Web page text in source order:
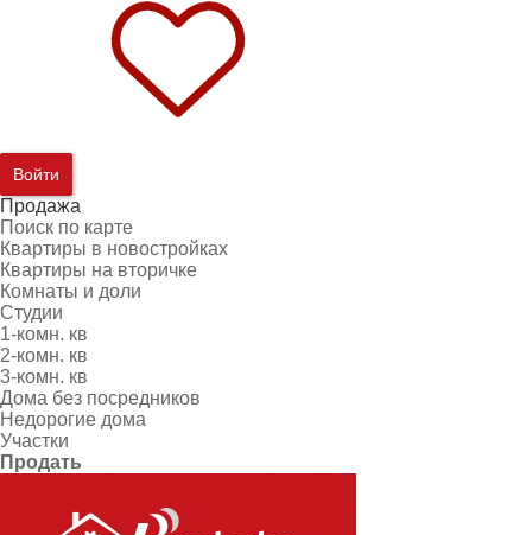
Войти
Продажа
Поиск по карте
Квартиры в новостройках
Квартиры на вторичке
Комнаты и доли
Студии
1-комн. кв
2-комн. кв
3-комн. кв
Дома без посредников
Недорогие дома
Участки
Продать